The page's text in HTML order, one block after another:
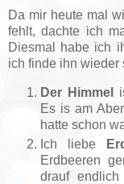
Da mir heute mal
fehlt, dachte ich
Diesmal habe ich
ich finde ihn wieder
Der Himmel
Es is am
hatte schon
Ich liebe
Erdbeeren
drauf